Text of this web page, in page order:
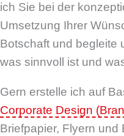
ich Sie bei der
Umsetzung Ihrer
Botschaft und begleite
was sinnvoll ist und
Gern erstelle ich auf
Corporate Design
Briefpapier, Flyern